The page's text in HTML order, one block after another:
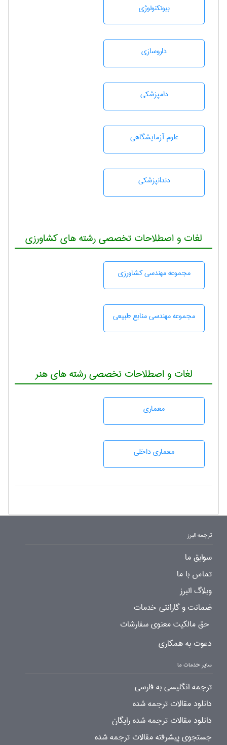
بيوتكنولوژی
داروسازی
دامپزشكی
علوم آزمايشگاهی
دندانپزشكی
لغات و اصطلاحات تخصصی رشته های کشاورزی
مجموعه مهندسی كشاورزی
مجموعه مهندسی منابع طبيعی
لغات و اصطلاحات تخصصی رشته های هنر
معماری
معماری داخلی
ترجمه البرز
سوابق ما
تماس با ما
وبلاگ البرز
ضمانت و گارانتی خدمات
حق مالکیت معنوی سفارشات
دعوت به همکاری
سایر خدمات ما
ترجمه انگلیسی به فارسی
دانلود مقالات ترجمه شده
دانلود مقالات ترجمه شده رایگان
جستجوی پیشرفته مقالات ترجمه شده